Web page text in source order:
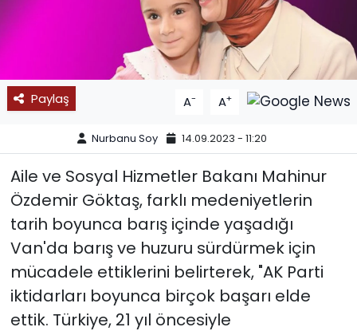
Paylaş A- A+
Nurbanu Soy 14.09.2023 - 11:20
Aile ve Sosyal Hizmetler Bakanı Mahinur
Özdemir Göktaş, farklı medeniyetlerin
tarih boyunca barış içinde yaşadığı
Van'da barış ve huzuru sürdürmek için
mücadele ettiklerini belirterek, "AK Parti
iktidarları boyunca birçok başarı elde
ettik. Türkiye, 21 yıl öncesiyle